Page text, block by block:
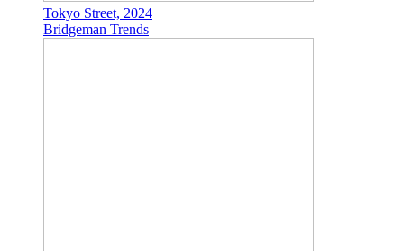
Tokyo Street, 2024
Bridgeman Trends